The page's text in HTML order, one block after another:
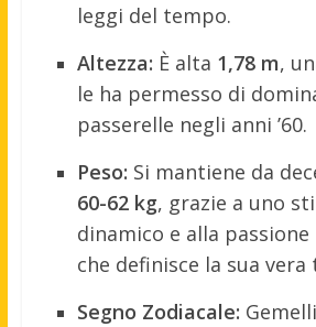
leggi del tempo.
Altezza: È alta 1,78 m,
le ha permesso di
passerelle negli anni ’60.
Peso: Si mantiene da
60-62 kg, grazie a uno
dinamico e alla
che definisce la sua vera
Segno Zodiacale: